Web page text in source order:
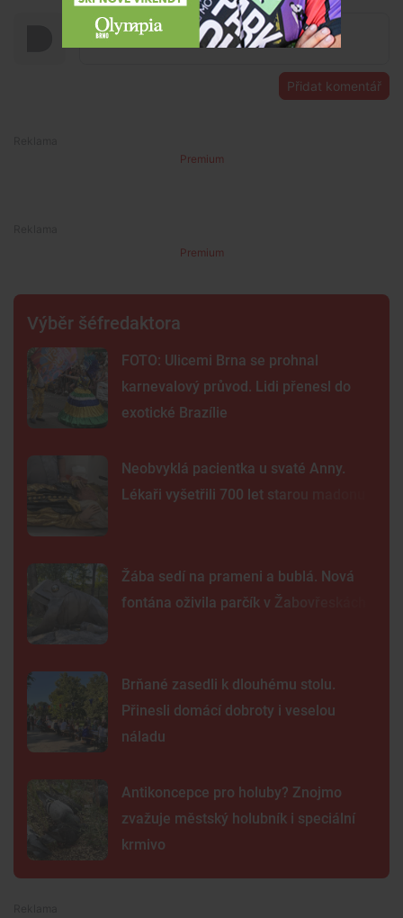
Přidat komentář
Premium
Premium
Výběr šéfredaktora
FOTO: Ulicemi Brna se prohnal
karnevalový průvod. Lidi přenesl do
exotické Brazílie
Neobvyklá pacientka u svaté Anny.
Lékaři vyšetřili 700 let starou madonu
Žába sedí na prameni a bublá. Nová
fontána oživila parčík v Žabovřeskách
Brňané zasedli k dlouhému stolu.
Přinesli domácí dobroty i veselou
náladu
Antikoncepce pro holuby? Znojmo
zvažuje městský holubník i speciální
krmivo